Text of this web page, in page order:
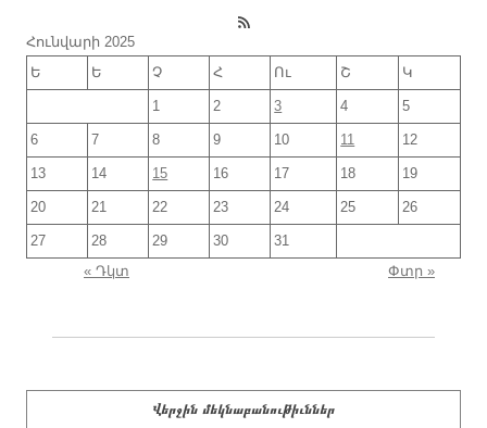
RSS Feed
Հունվարի 2025
Ե
Ե Չ Հ Ու Շ Կ
1 2 3 4 5
6 7 8 9 10 11 12
13 14 15 16 17 18 19
20 21 22 23 24 25 26
27 28 29 30
31
« Դկտ
Փտր »
Վերջին մեկնաբանութիւններ